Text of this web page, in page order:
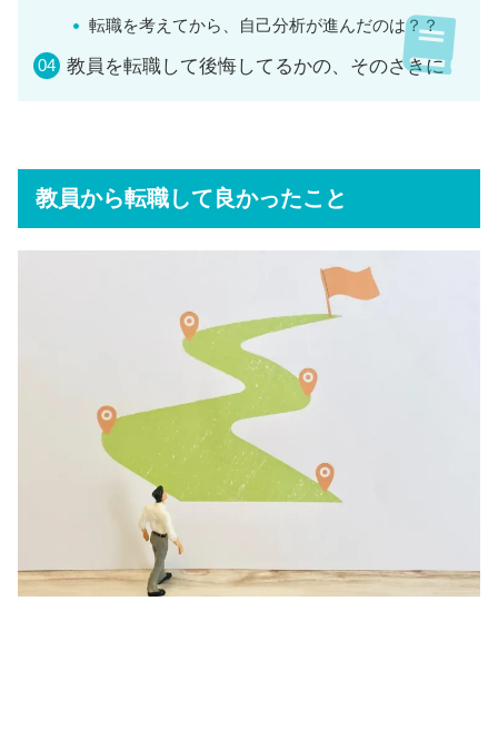
転職を考えてから、自己分析が進んだのは？？
教員を転職して後悔してるかの、そのさきに
教員から転職して良かったこと